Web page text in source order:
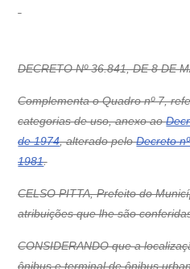
DECRETO Nº 36.841, DE 8 DE
Complementa o Quadro nº 7,
categorias de uso, anexo ao
de 1974, alterado peloDecreto
1981.
CELSO PITTA, Prefeito do
atribuições que lhe são
CONSIDERANDO que a
ônibus e terminal de ônibus